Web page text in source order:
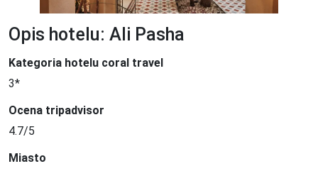
Opis hotelu: Ali Pasha
Kategoria hotelu coral travel
3*
Ocena tripadvisor
4.7/5
Miasto